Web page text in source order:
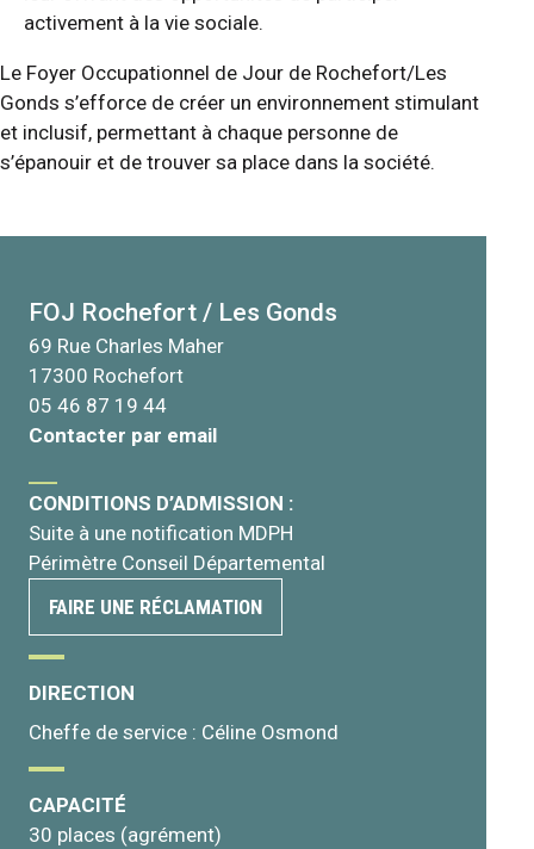
activement à la vie sociale.
Le Foyer Occupationnel de Jour de Rochefort/Les
Gonds s’efforce de créer un environnement stimulant
et inclusif, permettant à chaque personne de
s’épanouir et de trouver sa place dans la société.
FOJ Rochefort / Les Gonds
69 Rue Charles Maher
17300 Rochefort
05 46 87 19 44
Contacter par email
CONDITIONS D’ADMISSION :
Suite à une notification MDPH
Périmètre Conseil Départemental
FAIRE UNE RÉCLAMATION
DIRECTION
Cheffe de service : Céline Osmond
CAPACITÉ
30 places (agrément)